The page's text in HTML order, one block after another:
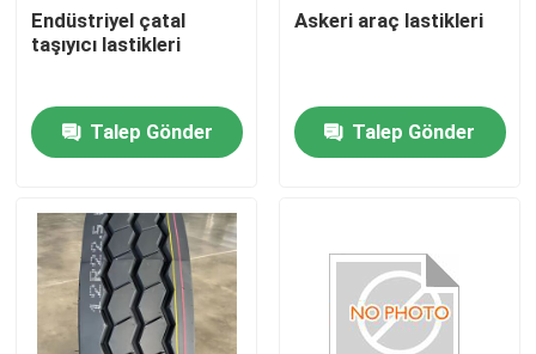
Hakkımızda
Fabrika turu
Endüstriyel çatal
taşıyıcı lastikleri
Talep Gönder
Askeri araç lastikleri
Talep Gönder